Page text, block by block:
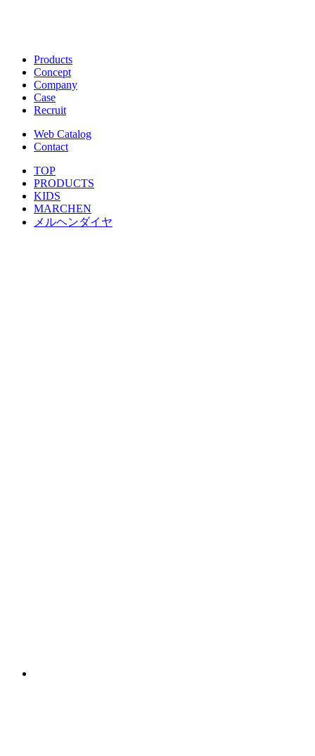
Products
Concept
Company
Case
Recruit
Web Catalog
Contact
TOP
PRODUCTS
KIDS
MARCHEN
メルヘンダイヤ